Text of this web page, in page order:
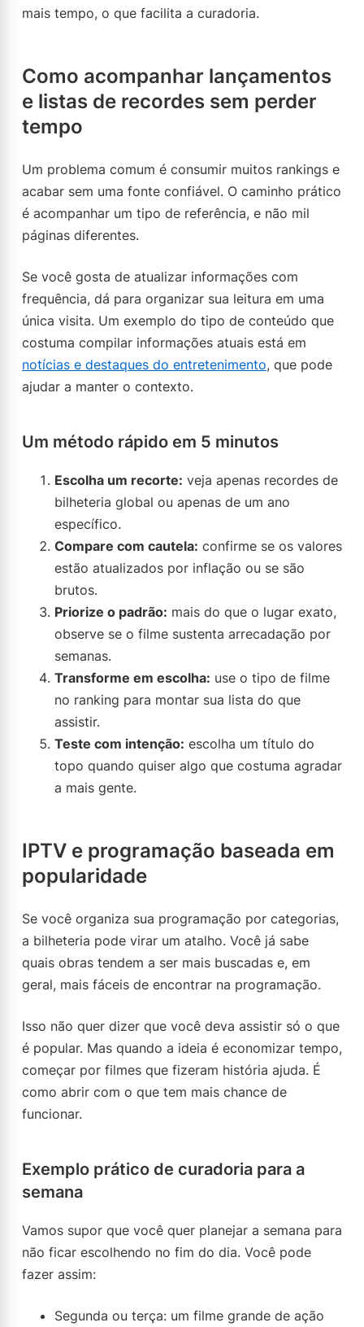
mais tempo, o que facilita a curadoria.
Como acompanhar lançamentos
e listas de recordes sem perder
tempo
Um problema comum é consumir muitos rankings e
acabar sem uma fonte confiável. O caminho prático
é acompanhar um tipo de referência, e não mil
páginas diferentes.
Se você gosta de atualizar informações com
frequência, dá para organizar sua leitura em uma
única visita. Um exemplo do tipo de conteúdo que
costuma compilar informações atuais está em
notícias e destaques do entretenimento, que pode
ajudar a manter o contexto.
Um método rápido em 5 minutos
Escolha um recorte: veja apenas recordes de
bilheteria global ou apenas de um ano
específico.
Compare com cautela: confirme se os valores
estão atualizados por inflação ou se são
brutos.
Priorize o padrão: mais do que o lugar exato,
observe se o filme sustenta arrecadação por
semanas.
Transforme em escolha: use o tipo de filme
no ranking para montar sua lista do que
assistir.
Teste com intenção: escolha um título do
topo quando quiser algo que costuma agradar
a mais gente.
IPTV e programação baseada em
popularidade
Se você organiza sua programação por categorias,
a bilheteria pode virar um atalho. Você já sabe
quais obras tendem a ser mais buscadas e, em
geral, mais fáceis de encontrar na programação.
Isso não quer dizer que você deva assistir só o que
é popular. Mas quando a ideia é economizar tempo,
começar por filmes que fizeram história ajuda. É
como abrir com o que tem mais chance de
funcionar.
Exemplo prático de curadoria para a
semana
Vamos supor que você quer planejar a semana para
não ficar escolhendo no fim do dia. Você pode
fazer assim:
Segunda ou terça: um filme grande de ação